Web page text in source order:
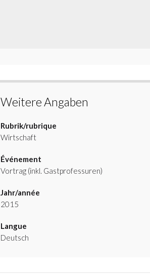
Weitere Angaben
Rubrik/rubrique
Wirtschaft
Événement
Vortrag (inkl. Gastprofessuren)
Jahr/année
2015
Langue
Deutsch